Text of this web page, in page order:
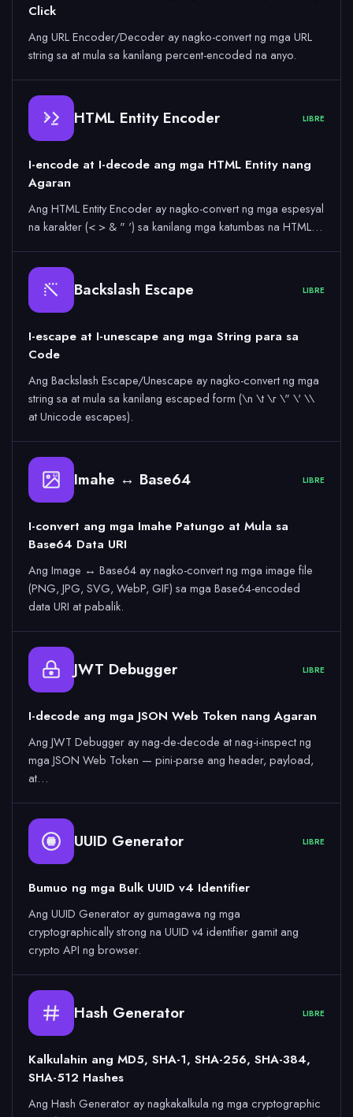
Click
Ang URL Encoder/Decoder ay nagko-convert ng mga URL
string sa at mula sa kanilang percent-encoded na anyo.
& HTML Entity Encoder LIBRE
I-encode at I-decode ang mga HTML Entity nang
Agaran
Ang HTML Entity Encoder ay nagko-convert ng mga espesyal
na karakter (< > & " ') sa kanilang mga katumbas na HTML…
Backslash Escape LIBRE
I-escape at I-unescape ang mga String para sa
Code
Ang Backslash Escape/Unescape ay nagko-convert ng mga
string sa at mula sa kanilang escaped form (\n \t \r \" \' \\
at Unicode escapes).
64 Imahe ↔ Base64 LIBRE
I-convert ang mga Imahe Patungo at Mula sa
Base64 Data URI
Ang Image ↔ Base64 ay nagko-convert ng mga image file
(PNG, JPG, SVG, WebP, GIF) sa mga Base64-encoded
data URI at pabalik.
JWT Debugger LIBRE
I-decode ang mga JSON Web Token nang Agaran
Ang JWT Debugger ay nag-de-decode at nag-i-inspect ng
mga JSON Web Token — pini-parse ang header, payload,
at…
UUID Generator LIBRE
Bumuo ng mga Bulk UUID v4 Identifier
Ang UUID Generator ay gumagawa ng mga
cryptographically strong na UUID v4 identifier gamit ang
crypto API ng browser.
Hash Generator LIBRE
Kalkulahin ang MD5, SHA-1, SHA-256, SHA-384,
SHA-512 Hashes
Ang Hash Generator ay nagkakalkula ng mga cryptographic